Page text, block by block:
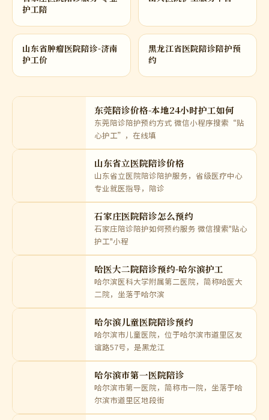
昆明伴游陪护-老人出行护
工陪同
务平台
石家庄医院陪诊服务-专业
山大医院护工服务平台
山东省肿瘤医院陪诊-济南
黑龙江省医院陪诊陪护预
约
东莞陪诊价格-本地24小时护工如何
东莞陪诊陪护预约方式 微信小程序搜索“贴
心护工”，在线填
山东省立医院陪诊价格
山东省立医院陪诊陪护服务，省级医疗中心
专业就医指导，陪诊
石家庄医院陪诊怎么预约
石家庄陪诊陪护如何预约服务 微信搜索"贴心
护工"小程
哈医大二院陪诊预约-哈尔滨护工
哈尔滨医科大学附属第二医院，简称哈医大